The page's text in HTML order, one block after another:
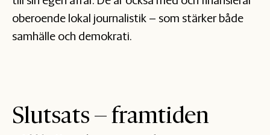
oberoende lokal journalistik – som stärker både
samhälle och demokrati.
Slutsats – framtiden